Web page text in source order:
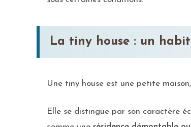
La tiny house : un
Une tiny house est une petite
Elle se distingue par son caractère